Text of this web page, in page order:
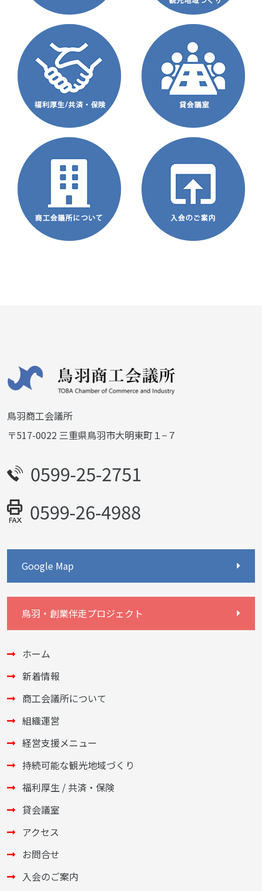
鳥羽商工会議所
〒517-0022 三重県鳥羽市大明東町１−７
0599-25-2751
0599-26-4988
Google Map
鳥羽・創業伴走プロジェクト
ホーム
新着情報
商工会議所について
組織運営
経営支援メニュー
持続可能な観光地域づくり
福利厚生 / 共済・保険
貸会議室
アクセス
お問合せ
入会のご案内